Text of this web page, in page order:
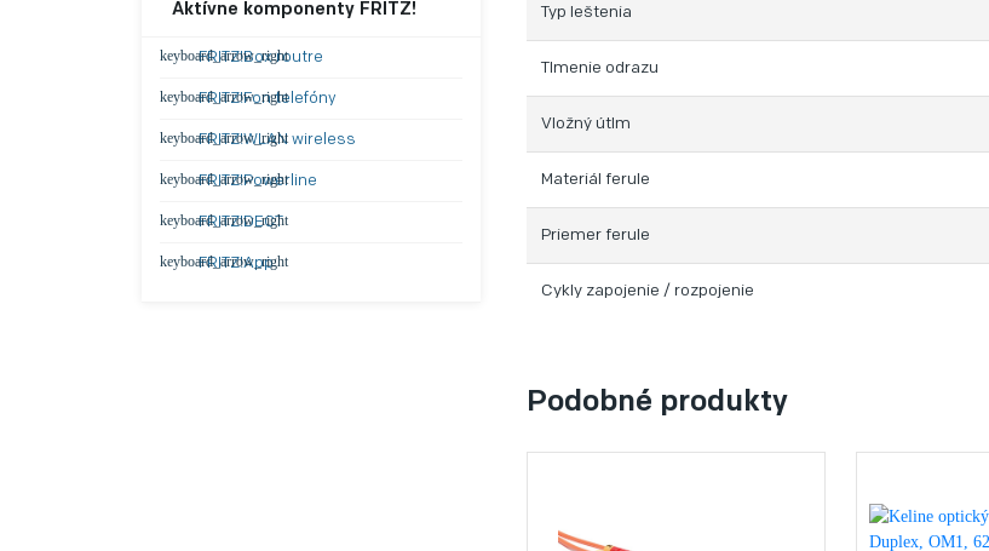
Aktívne komponenty FRITZ!
FRITZ!Box routre
FRITZ!Fon telefóny
FRITZ!WLAN wireless
FRITZ!Powerline
FRITZ!DECT
FRITZ!App
Typ leštenia
Tlmenie odrazu
Vložný útlm
Materiál ferule
Priemer ferule
Cykly zapojenie / rozpojenie
Podobné produkty